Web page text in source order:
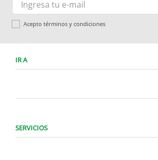
Acepto términos y condiciones
IR A
SERVICIOS